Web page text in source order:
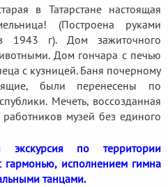
в Татарстане настоящая
(Построена руками
1943 г). Дом зажиточного
Дом гончара с печью
с кузницей. Баня почерному
были перенесены по
Мечеть, воссозданная
музей без единого
экскурсия по территории
гармонью, исполнением гимна
танцами.